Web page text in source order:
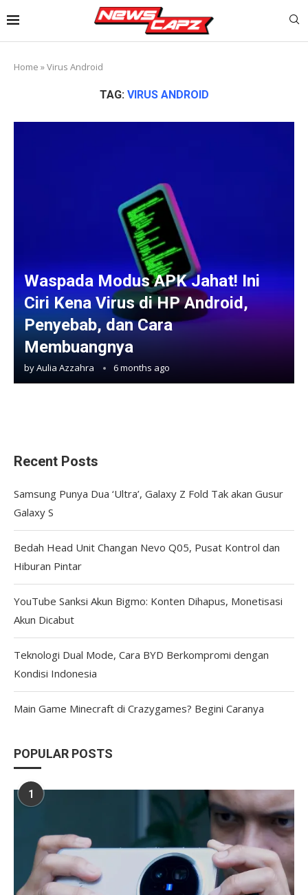
Home »Virus Android
TAG: VIRUS ANDROID
Waspada Modus APK Jahat! Ini
Ciri Kena Virus di HP Android,
Penyebab, dan Cara
Membuangnya
byAulia Azzahra 6 months ago
Recent Posts
Samsung Punya Dua ‘Ultra’, Galaxy Z Fold Tak akan Gusur
Galaxy S
Bedah Head Unit Changan Nevo Q05, Pusat Kontrol dan
Hiburan Pintar
YouTube Sanksi Akun Bigmo: Konten Dihapus, Monetisasi
Akun Dicabut
Teknologi Dual Mode, Cara BYD Berkompromi dengan
Kondisi Indonesia
Main Game Minecraft di Crazygames? Begini Caranya
POPULAR POSTS
1